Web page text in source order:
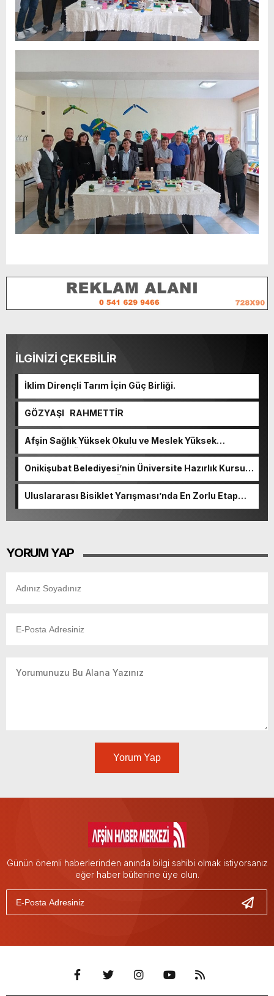
İLGİNİZİ ÇEKEBİLİR
İklim Dirençli Tarım İçin Güç Birliği.
GÖZYAŞI RAHMETTİR
Afşin Sağlık Yüksek Okulu ve Meslek Yüksek
Okulunda görev değişimi!
Onikişubat Belediyesi’nin Üniversite Hazırlık Kursu
başvurularında son gün 7 Ağustos.
Uluslararası Bisiklet Yarışması’nda En Zorlu Etap
YORUM YAP
Yorum Yap
Günün önemli haberlerinden anında bilgi sahibi olmak istiyorsanız
eğer haber bültenine üye olun.